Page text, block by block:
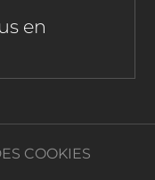
en
COOKIES